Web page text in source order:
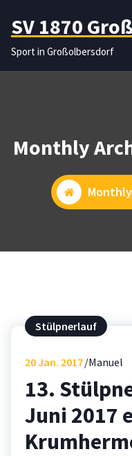
Inhalt
springen
SV 1870
Sport in Großolbersdorf
Monthly
Stülpnerlauf
20Jan. 2017 Manuel
13.
Juni 2017